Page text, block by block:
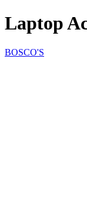
Laptop
BOSCO'S